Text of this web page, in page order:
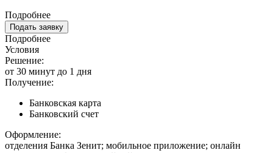
Подробнее
Подать заявку
Подробнее
Условия
Решение:
от 30 минут до 1 дня
Получение:
Банковская карта
Банковский счет
Оформление:
отделения Банка Зенит; мобильное приложение; онлайн